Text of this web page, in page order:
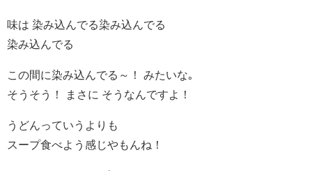
味は 染み込んでる染み込んでる
染み込んでる
この間に染み込んでる～！ みたいな｡
そうそう！ まさに そうなんですよ！
うどんっていうよりも
スープ食べよう感じやもんね！